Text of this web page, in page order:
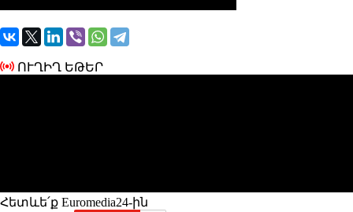
ՈՒՂԻՂ ԵԹԵՐ
Հետևե՛ք Euromedia24-ին